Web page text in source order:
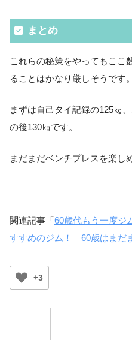
まとめ
これらの秘策をやってもここ
ることはかなり厳しそうです。
まずは自己タイ記録の125㎏
の後130㎏です。
まだまだベンチプレスを楽し
関連記事「60歳代もう一度ジ
すすめのジム！ 60歳はまだ
+3